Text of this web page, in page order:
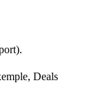
Deals